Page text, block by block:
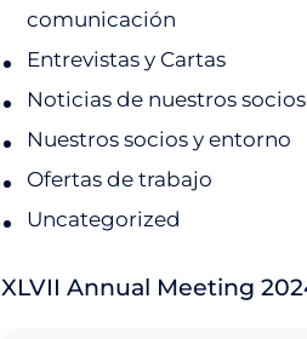
comunicación
Entrevistas y Cartas
Noticias de nuestros socios
Nuestros socios y entorno
Ofertas de trabajo
Uncategorized
XLVII Annual Meeting